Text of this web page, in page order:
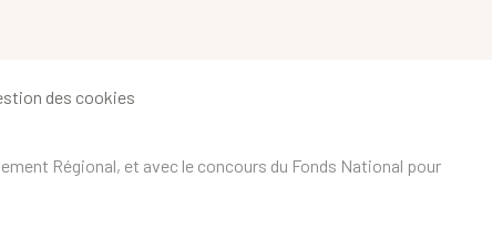
des cookies
Régional, et avec le concours du Fonds National pour